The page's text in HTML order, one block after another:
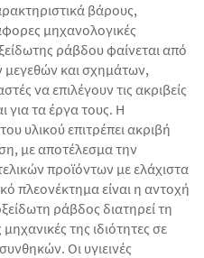
βάρους,
μηχανολογικές
ράβδου φαίνεται από
μεγεθών και σχημάτων,
να επιλέγουν τις ακριβείς
για τα έργα τους. Η
υλικού επιτρέπει ακριβή
με αποτέλεσμα την
προϊόντων με ελάχιστα
πλεονέκτημα είναι η αντοχή
ράβδος διατηρεί τη
της ιδιότητες σε
Οι υγιεινές